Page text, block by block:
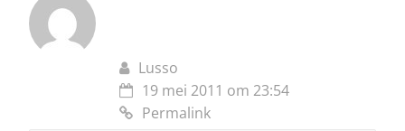
Lusso
19 mei 2011 om 23:54
Permalink